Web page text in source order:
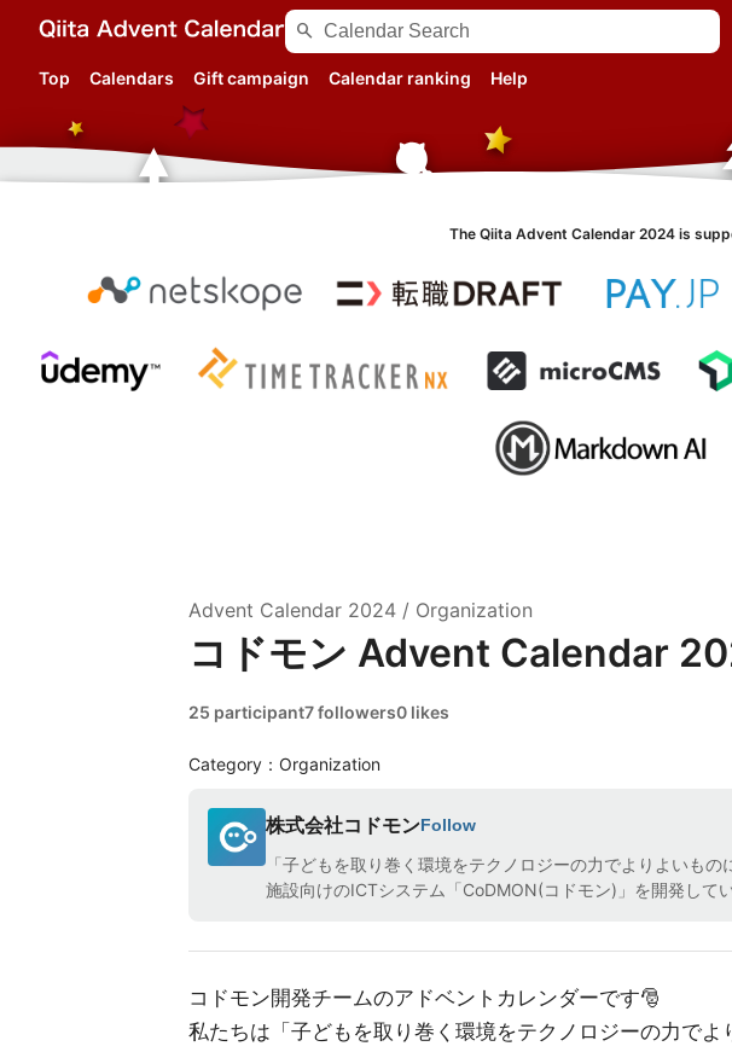
search
Top Calendars Gift campaign Calendar ranking Help
The Qiita Advent Calendar 2024 is
Advent Calendar 2024 / Organization
コドモン Advent Calendar
25 participant7 followers0 likes
Category：Organization
株式会社コドモンFollow
「子どもを取り巻く環境をテクノロジーの力でよりよいも
施設向けのICTシステム「CoDMON(コドモン)」を開発して
コドモン開発チームのアドベントカレンダーです🎅
私たちは「子どもを取り巻く環境をテクノロジーの力で